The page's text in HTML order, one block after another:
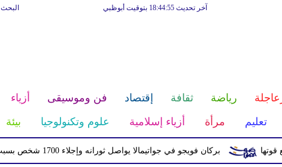
البحث آخر تحديث 18:44:55 بتوقيت أبوظبي
رياضة ثقافة إقتصاد فن وموسيقى أزياء
تعليم مرأة أزياء إسلامية علوم وتكنولوجيا بيئة
بركان فويجو في جواتيمالا يواصل ثورانه وإجلاء 1700 شخص بسبب الرماد والتدفقات الطينية